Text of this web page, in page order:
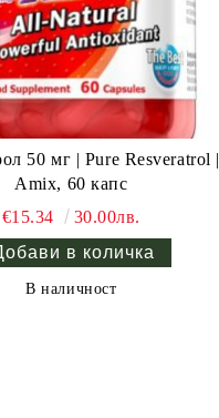
50 мг | Pure Resveratrol |
Amix, 60 капс
€15.34
30.00лв.
В наличност